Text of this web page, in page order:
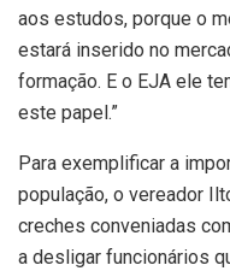
aos estudos, porque o
estará inserido no
formação. E o EJA ele
este papel.”
Para exemplificar a
população, o vereador
creches conveniadas
a desligar funcionários